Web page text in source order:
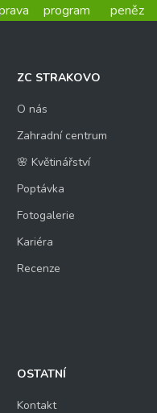
program
peněz
ZC STRAKOVO
O nás
Zahradní centrum
🌸 Květinářství
Poptávka
Fotogalerie
Kariéra
Recenze
OSTATNÍ
Kontakt